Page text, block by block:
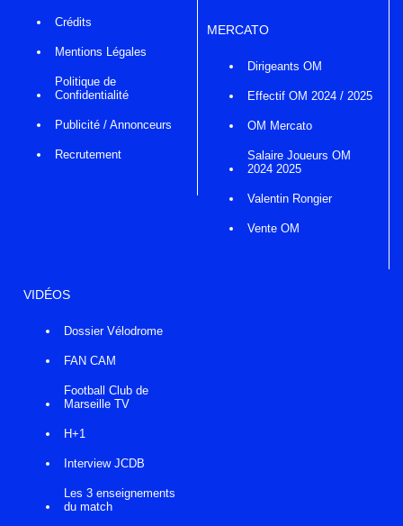
Crédits
Mentions Légales
Politique de
Confidentialité
Publicité / Annonceurs
Recrutement
MERCATO
Dirigeants OM
Effectif OM 2024 / 2025
OM Mercato
Salaire Joueurs OM
2024 2025
Valentin Rongier
Vente OM
VIDÉOS
Dossier Vélodrome
FAN CAM
Football Club de
Marseille TV
H+1
Interview JCDB
Les 3 enseignements
du match